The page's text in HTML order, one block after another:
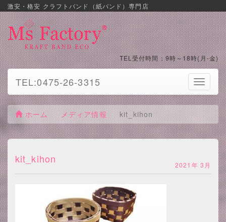
激安・格安 クラフトバンド（紙バンド）専門店
TEL受付時間：9時～18時(月-金)
Toggle
TEL:0475-26-3315
ホーム メディア情報 kit_kihon
kit_kihon 2021年 3月